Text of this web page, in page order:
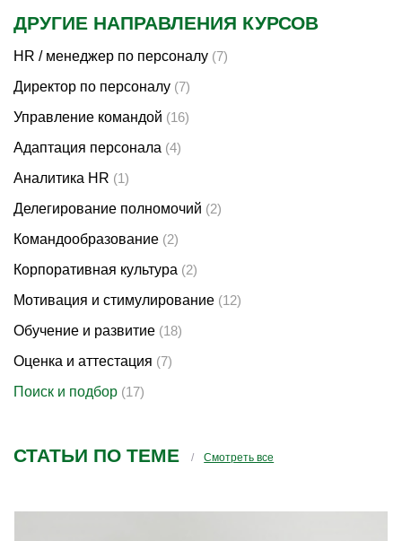
ДРУГИЕ НАПРАВЛЕНИЯ КУРСОВ
HR / менеджер по персоналу (7)
Директор по персоналу (7)
Управление командой (16)
Адаптация персонала (4)
Аналитика HR (1)
Делегирование полномочий (2)
Командообразование (2)
Корпоративная культура (2)
Мотивация и стимулирование (12)
Обучение и развитие (18)
Оценка и аттестация (7)
Поиск и подбор (17)
СТАТЬИ ПО ТЕМЕ Смотреть все